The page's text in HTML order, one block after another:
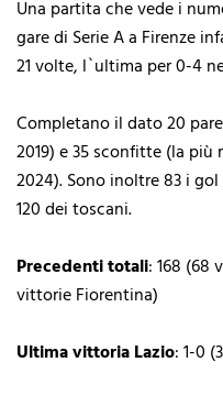
Una partita che vede i
gare di Serie A a Firenze
21 volte, l`ultima per 0-4
Completano il dato 20
2019) e 35 sconfitte (la
2024). Sono inoltre 83 i
120 dei toscani.
Precedenti totali: 168 (68
vittorie Fiorentina)
Ultima vittoria Lazio: 1-0